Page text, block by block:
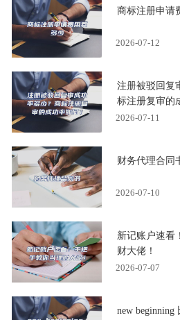
商标注册申请
2026-07-12
注册被驳回复
标注册复审的
2026-07-11
财务代理合同
2026-07-10
新记账户速看
财大佬！
2026-07-07
new